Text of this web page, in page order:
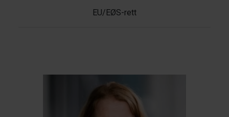
EU/EØS-rett